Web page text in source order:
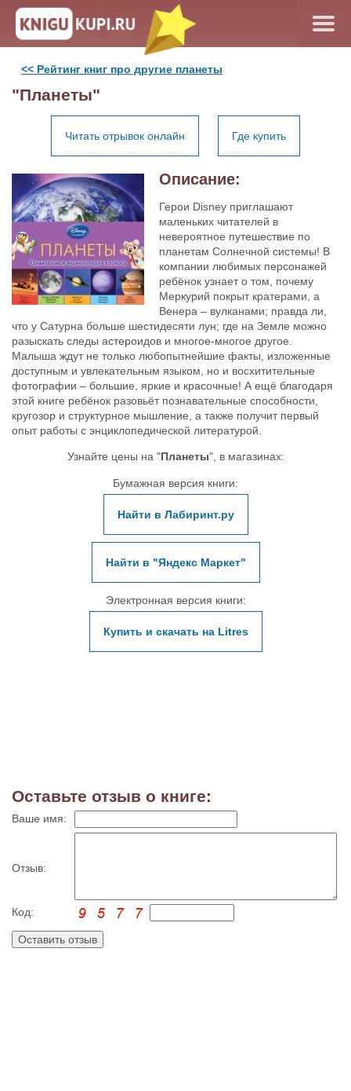
<< Рейтинг книг про другие планеты
"Планеты"
Читать отрывок онлайн Где купить
Описание:
Герои Disney приглашают
маленьких читателей в
невероятное путешествие по
планетам Солнечной системы! В
компании любимых персонажей
ребёнок узнает о том, почему
Меркурий покрыт кратерами, а
Венера – вулканами; правда ли,
что у Сатурна больше шестидесяти лун; где на Земле можно
разыскать следы астероидов и многое-многое другое.
Малыша ждут не только любопытнейшие факты, изложенные
доступным и увлекательным языком, но и восхитительные
фотографии – большие, яркие и красочные! А ещё благодаря
этой книге ребёнок разовьёт познавательные способности,
кругозор и структурное мышление, а также получит первый
опыт работы с энциклопедической литературой.
Узнайте цены на "Планеты", в магазинах:
Бумажная версия книги:
Найти в Лабиринт.ру
Найти в "Яндекс Маркет"
Электронная версия книги:
Купить и скачать на Litres
Оставьте отзыв о книге:
Ваше имя:
Отзыв:
Код: